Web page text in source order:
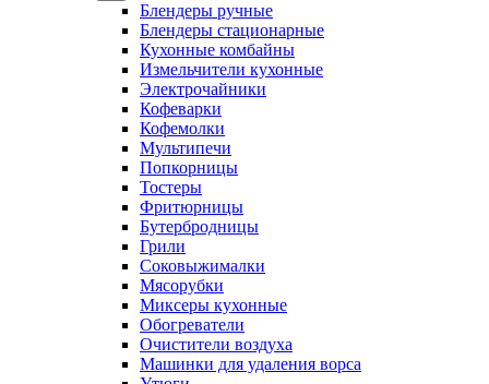
Блендеры ручные
Блендеры стационарные
Кухонные комбайны
Измельчители кухонные
Электрочайники
Кофеварки
Кофемолки
Мультипечи
Попкорницы
Тостеры
Фритюрницы
Бутербродницы
Грили
Соковыжималки
Мясорубки
Миксеры кухонные
Обогреватели
Очистители воздуха
Машинки для удаления ворса